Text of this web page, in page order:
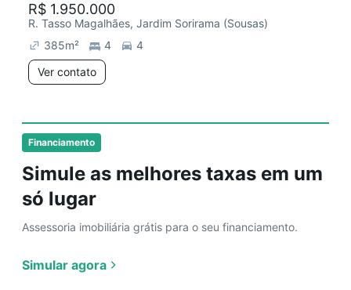
Financiamento
Simule as melhores taxas em um
só lugar
Assessoria imobiliária grátis para o seu financiamento.
Simular agora
R$ 1.950.000
R. Tasso Magalhães, Jardim Sorirama (Sousas)
385m² 4
4
Ver contato